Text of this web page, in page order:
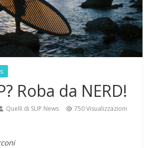
Roba da NERD!
Quelli di SUP News
750 Visualizzazioni